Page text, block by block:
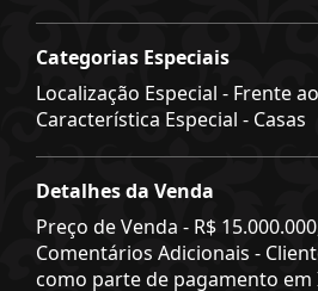
Categorias Especiais
Localização Especial - Frente
Característica Especial - Casas
Detalhes da Venda
Preço de Venda - R$
Comentários Adicionais -
como parte de pagamento em